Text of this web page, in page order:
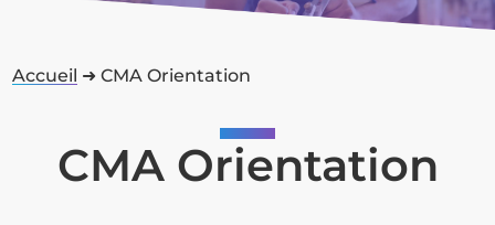
Accueil ➜CMA Orientation
CMA Orientation